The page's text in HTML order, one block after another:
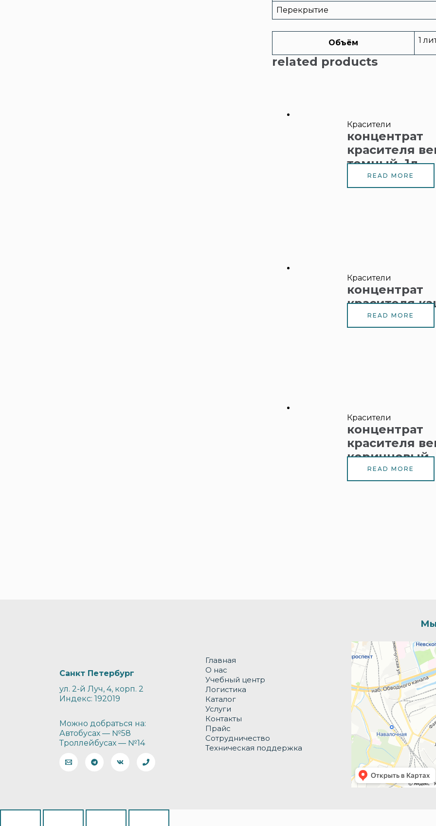
Перекрытие
Объём 1
related products
Красители
концентрат
красителя
темный, 1л.
READ MORE
Красители
концентрат
красителя
READ MORE
Красители
концентрат
красителя
коричневый,
READ MORE
Санкт Петербург
ул. 2-й Луч, 4, корп. 2
Индекс: 192019
Можно добраться на:
Автобусах — №58
Троллейбусах — №14
Главная
О нас
Учебный центр
Логистика
Каталог
Услуги
Контакты
Прайс
Сотрудничество
Техническая поддержка
Мы
Долька
Производственное